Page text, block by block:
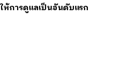
ห้การดูแลเป็นอันดับแรก